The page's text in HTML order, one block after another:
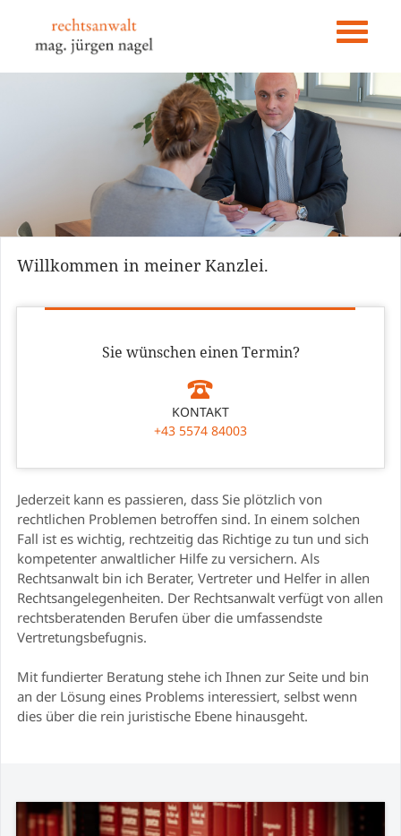
überspringen
Willkommen in meiner Kanzlei.
Sie wünschen einen Termin?
KONTAKT
+43 5574 84003
Jederzeit kann es passieren, dass Sie plötzlich von
rechtlichen Problemen betroffen sind. In einem solchen
Fall ist es wichtig, rechtzeitig das Richtige zu tun und sich
kompetenter anwaltlicher Hilfe zu versichern. Als
Rechtsanwalt bin ich Berater, Vertreter und Helfer in allen
Rechtsangelegenheiten. Der Rechtsanwalt verfügt von allen
rechtsberatenden Berufen über die umfassendste
Vertretungsbefugnis.
Mit fundierter Beratung stehe ich Ihnen zur Seite und bin
an der Lösung eines Problems interessiert, selbst wenn
dies über die rein juristische Ebene hinausgeht.